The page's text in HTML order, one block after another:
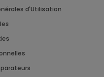
d'Utilisation